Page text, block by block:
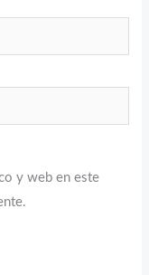
y web en este